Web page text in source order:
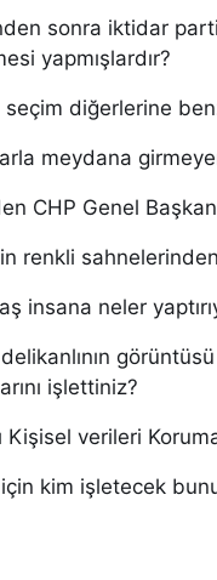
sonra iktidar
yapmışlardır?
seçim diğerlerine
meydana
CHP Genel
renkli
insana neler
işlettiniz?
Kişisel verileri
kim işletecek